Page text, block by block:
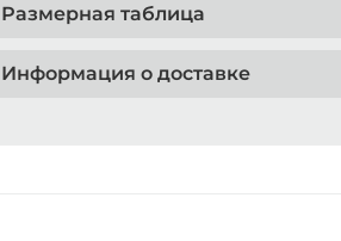
Размерная таблица
Информация о доставке